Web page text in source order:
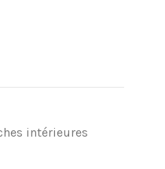
intérieures